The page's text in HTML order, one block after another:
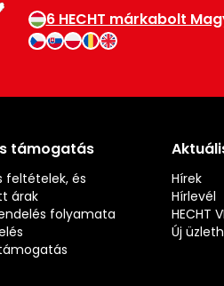
6 HECHT márkabolt
támogatás
feltételek, és
árak
folyamata
Hírek
Hírlevél
HECHT
Új